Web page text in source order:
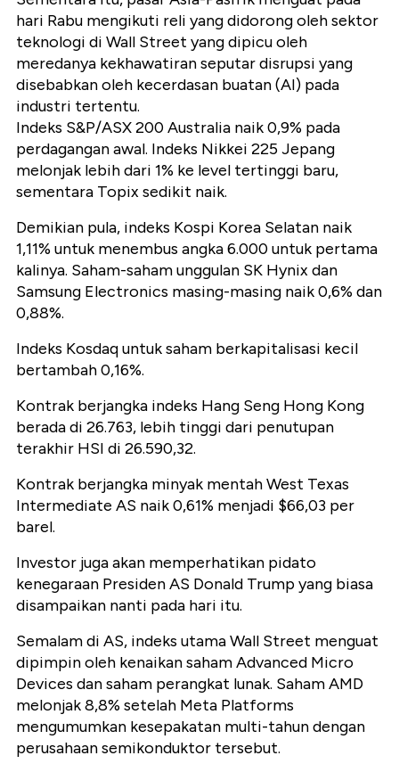
hari Rabu mengikuti reli yang didorong oleh sektor
teknologi di Wall Street yang dipicu oleh
meredanya kekhawatiran seputar disrupsi yang
disebabkan oleh kecerdasan buatan (AI) pada
industri tertentu.
Indeks S&P/ASX 200 Australia naik 0,9% pada
perdagangan awal. Indeks Nikkei 225 Jepang
melonjak lebih dari 1% ke level tertinggi baru,
sementara Topix sedikit naik.
Demikian pula, indeks Kospi Korea Selatan naik
1,11% untuk menembus angka 6.000 untuk pertama
kalinya. Saham-saham unggulan SK Hynix dan
Samsung Electronics masing-masing naik 0,6% dan
0,88%.
Indeks Kosdaq untuk saham berkapitalisasi kecil
bertambah 0,16%.
Kontrak berjangka indeks Hang Seng Hong Kong
berada di 26.763, lebih tinggi dari penutupan
terakhir HSI di 26.590,32.
Kontrak berjangka minyak mentah West Texas
Intermediate AS naik 0,61% menjadi $66,03 per
barel.
Investor juga akan memperhatikan pidato
kenegaraan Presiden AS Donald Trump yang biasa
disampaikan nanti pada hari itu.
Semalam di AS, indeks utama Wall Street menguat
dipimpin oleh kenaikan saham Advanced Micro
Devices dan saham perangkat lunak. Saham AMD
melonjak 8,8% setelah Meta Platforms
mengumumkan kesepakatan multi-tahun dengan
perusahaan semikonduktor tersebut.